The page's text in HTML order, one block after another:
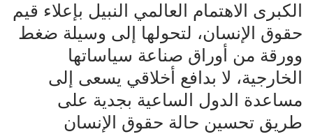
الكبرى الاهتمام العالمي النبيل بإعلاء قيم
حقوق الإنسان، لتحولها إلى وسيلة ضغط
وورقة من أوراق صناعة سياساتها
الخارجية، لا بدافع أخلاقي يسعى إلى
مساعدة الدول الساعية بجدية على
طريق تحسين حالة حقوق الإنسان